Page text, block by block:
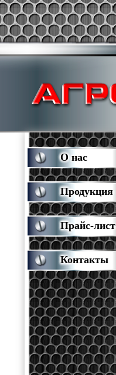
О нас
Продукция
Прайс-лист
Контакты